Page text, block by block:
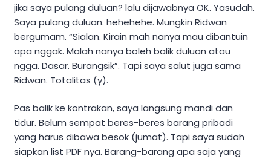
jika saya pulang duluan? lalu dijawabnya OK. Yasudah.
Saya pulang duluan. hehehehe. Mungkin Ridwan
bergumam. “Sialan. Kirain mah nanya mau dibantuin
apa nggak. Malah nanya boleh balik duluan atau
ngga. Dasar. Burangsik”. Tapi saya salut juga sama
Ridwan. Totalitas (y).
Pas balik ke kontrakan, saya langsung mandi dan
tidur. Belum sempat beres-beres barang pribadi
yang harus dibawa besok (jumat). Tapi saya sudah
siapkan list PDF nya. Barang-barang apa saja yang